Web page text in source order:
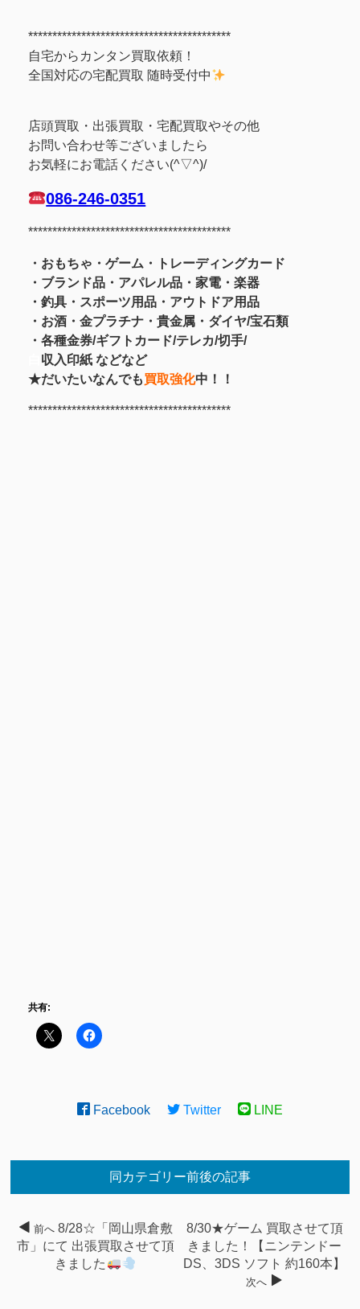
******************************************
自宅からカンタン買取依頼！
全国対応の宅配買取 随時受付中
店頭買取・出張買取・宅配買取やその他
お問い合わせ等ございましたら
お気軽にお電話ください(^▽^)/
086-246-0351
******************************************
・おもちゃ・ゲーム・トレーディングカード
・ブランド品・アパレル品・家電・楽器
・釣具・スポーツ用品・アウトドア用品
・お酒・金プラチナ・貴金属・ ダイヤ/宝石類
・各種金券/ギフトカード/テレカ/切手/
収入印紙 などなど
★だいたいなんでも買取強化中！！
******************************************
共有:
Facebook Twitter LINE
同カテゴリー前後の記事
前へ 8/28☆「岡山県倉敷
市」にて 出張買取させて頂
きました
8/30★ゲーム 買取させて頂
きました！【ニンテンドー
DS、3DS ソフト 約160本】
次へ